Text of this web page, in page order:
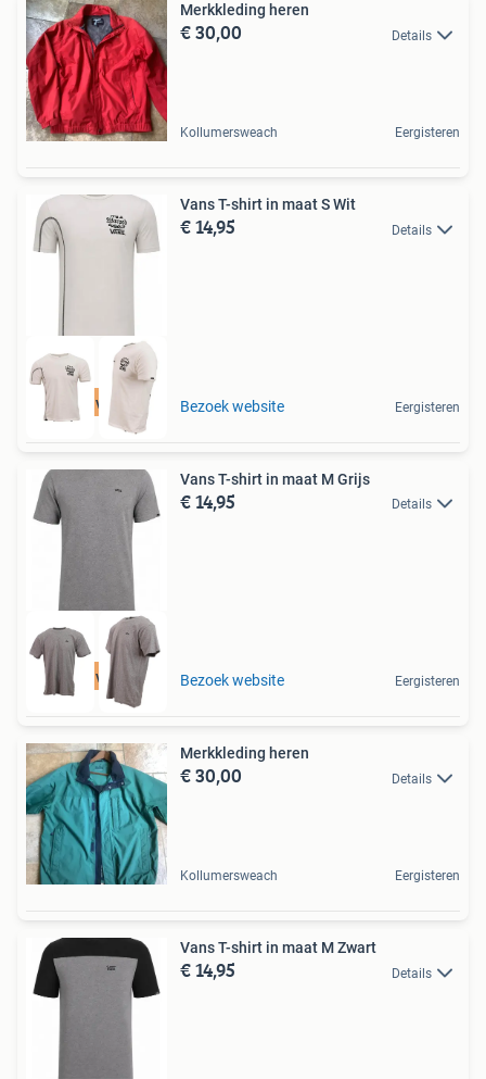
Merkkleding heren
€ 30,00 Details
Kollumersweach Eergisteren
Tot 75% voordeel
Vans T-shirt in maat S Wit
€ 14,95 Details
Bezoek website Eergisteren
Tot 75% voordeel
Vans T-shirt in maat M Grijs
€ 14,95 Details
Bezoek website Eergisteren
Merkkleding heren
€ 30,00 Details
Kollumersweach Eergisteren
Vans T-shirt in maat M Zwart
€ 14,95 Details